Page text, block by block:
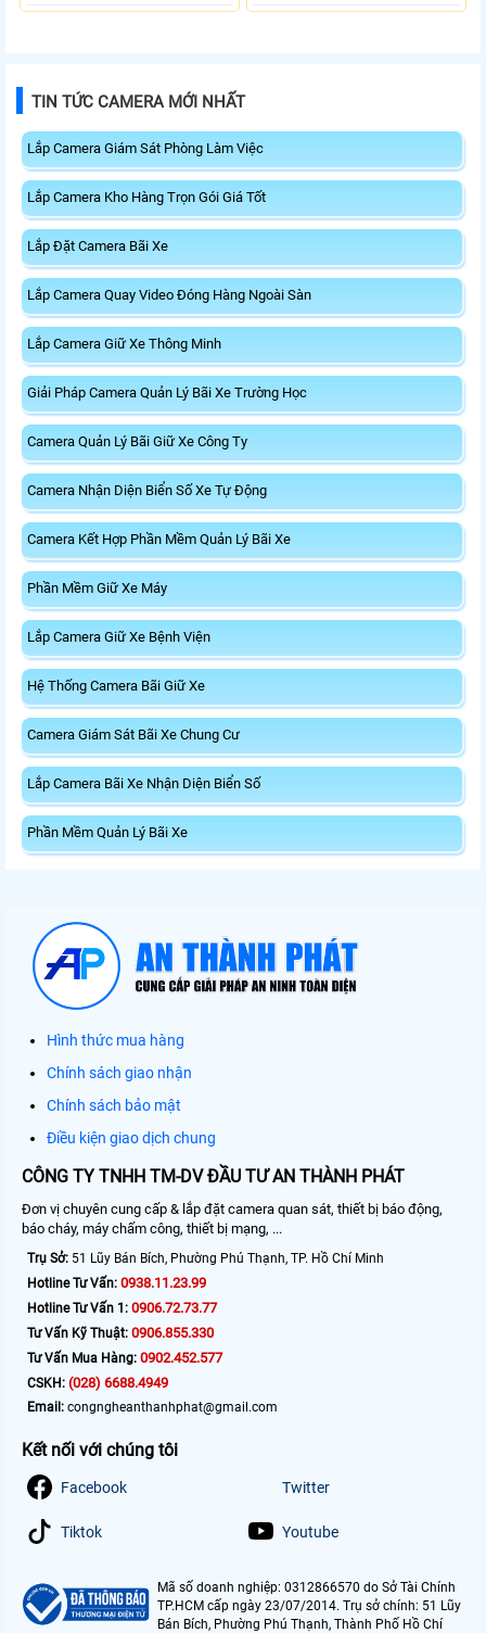
TIN TỨC CAMERA MỚI NHẤT
Lắp Camera Giám Sát Phòng Làm Việc
Lắp Camera Kho Hàng Trọn Gói Giá Tốt
Lắp Đặt Camera Bãi Xe
Lắp Camera Quay Video Đóng Hàng Ngoài Sàn
Lắp Camera Giữ Xe Thông Minh
Giải Pháp Camera Quản Lý Bãi Xe Trường Học
Camera Quản Lý Bãi Giữ Xe Công Ty
Camera Nhận Diện Biển Số Xe Tự Động
Camera Kết Hợp Phần Mềm Quản Lý Bãi Xe
Phần Mềm Giữ Xe Máy
Lắp Camera Giữ Xe Bệnh Viện
Hệ Thống Camera Bãi Giữ Xe
Camera Giám Sát Bãi Xe Chung Cư
Lắp Camera Bãi Xe Nhận Diện Biển Số
Phần Mềm Quản Lý Bãi Xe
Hình thức mua hàng
Chính sách giao nhận
Chính sách bảo mật
Điều kiện giao dịch chung
CÔNG TY TNHH TM-DV ĐẦU TƯ AN THÀNH PHÁT
Đơn vị chuyên cung cấp & lắp đặt camera quan sát, thiết bị báo động,
báo cháy, máy chấm công, thiết bị mạng, ...
Trụ Sở: 51 Lũy Bán Bích, Phường Phú Thạnh, TP. Hồ Chí Minh
Hotline Tư Vấn: 0938.11.23.99
Hotline Tư Vấn 1: 0906.72.73.77
Tư Vấn Kỹ Thuật: 0906.855.330
Tư Vấn Mua Hàng: 0902.452.577
CSKH: (028) 6688.4949
Email: congngheanthanhphat@gmail.com
Kết nối với chúng tôi
Facebook Twitter
Tiktok Youtube
Mã số doanh nghiệp: 0312866570 do Sở Tài Chính
TP.HCM cấp ngày 23/07/2014. Trụ sở chính: 51 Lũy
Bán Bích, Phường Phú Thạnh, Thành Phố Hồ Chí